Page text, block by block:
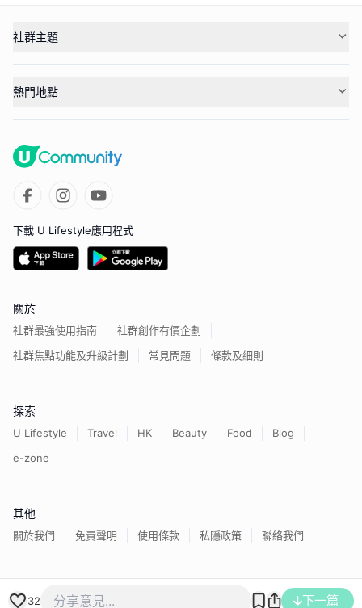
32 下一篇
社群主題
熱門地點
下載 U Lifestyle應用程式
關於
社群最強使用指南
社群創作有價企劃
社群焦點功能及升級計劃
常見問題 條款及細則
探索
U Lifestyle Travel HK Beauty Food
Blog
e-zone
其他
關於我們 免責聲明 使用條款 私隱政策 聯絡我們
香港經濟日報版權所有©